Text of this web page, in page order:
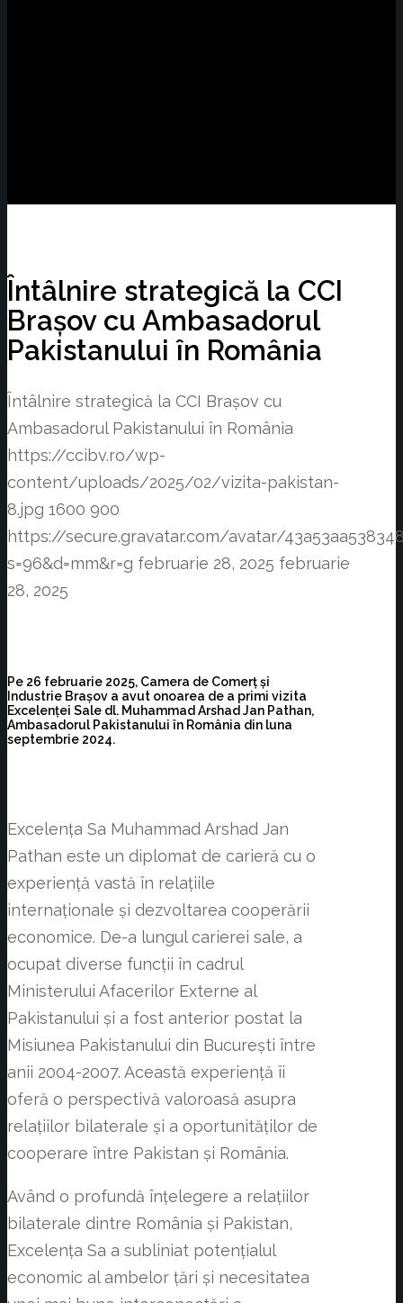
Întâlnire strategică la CCI
Brașov cu Ambasadorul
Pakistanului în România
Întâlnire strategică la CCI Brașov cu
Ambasadorul Pakistanului în România
https://ccibv.ro/wp-
content/uploads/2025/02/vizita-pakistan-
8.jpg 1600 900
https://secure.gravatar.com/avatar/
s=96&d=mm&r=g februarie 28, 2025 februarie
28, 2025
Pe 26 februarie 2025, Camera de Comerț și
Industrie Brașov a avut onoarea de a primi vizita
Excelenței Sale dl. Muhammad Arshad Jan Pathan,
Ambasadorul Pakistanului în România din luna
septembrie 2024.
Excelența Sa Muhammad Arshad Jan
Pathan este un diplomat de carieră cu o
experiență vastă în relațiile
internaționale și dezvoltarea cooperării
economice. De-a lungul carierei sale, a
ocupat diverse funcții în cadrul
Ministerului Afacerilor Externe al
Pakistanului și a fost anterior postat la
Misiunea Pakistanului din București între
anii 2004-2007. Această experiență îi
oferă o perspectivă valoroasă asupra
relațiilor bilaterale și a oportunităților de
cooperare între Pakistan și România.
Având o profundă înțelegere a relațiilor
bilaterale dintre România și Pakistan,
Excelența Sa a subliniat potențialul
economic al ambelor țări și necesitatea